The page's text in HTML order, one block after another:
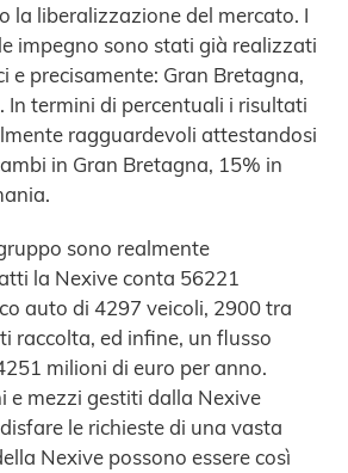
la liberalizzazione del mercato. I
impegno sono stati già realizzati
e precisamente: Gran Bretagna,
In termini di percentuali i risultati
ragguardevoli attestandosi
in Gran Bretagna, 15% in
sono realmente
la Nexive conta 56221
auto di 4297 veicoli, 2900 tra
raccolta, ed infine, un flusso
milioni di euro per anno.
e mezzi gestiti dalla Nexive
le richieste di una vasta
Nexive possono essere così